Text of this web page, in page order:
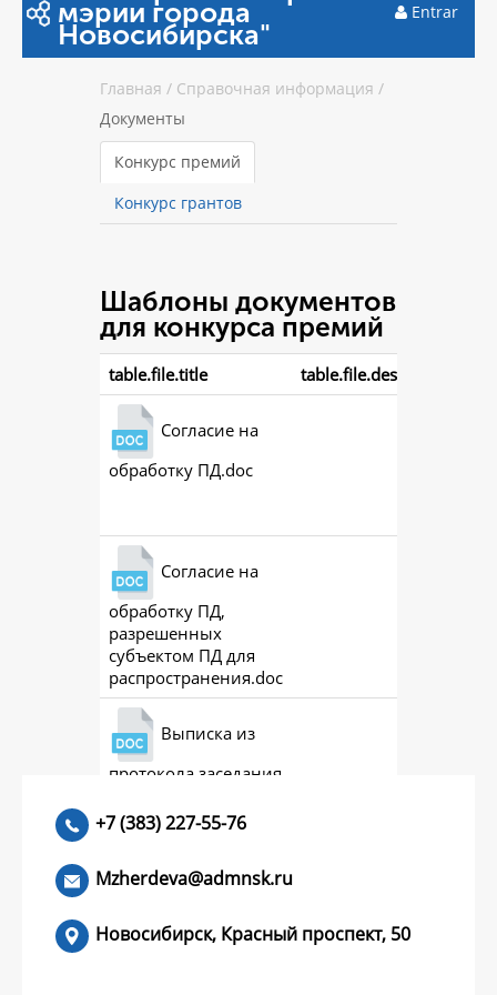
мэрии города
Новосибирска"
Entrar
Главная / Справочная информация /
Документы
Конкурс премий
Конкурс грантов
Шаблоны документов
для конкурса премий
table.file.title table.file.description
Согласие на
обработку ПД.doc
Согласие на
обработку ПД,
разрешенных
субъектом ПД для
распространения.doc
Выписка из
протокола заседания
+7 (383) 227-55-76
Mzherdeva@admnsk.ru
Новосибирск, Красный проспект, 50